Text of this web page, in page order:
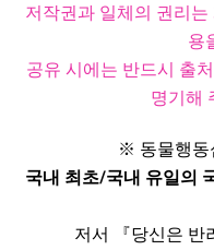
저작권과 일체의 권리
용
공유 시에는 반드시 출
명기해
※ 동물행동
국내 최초/국내 유일의
저서 『당신은 반